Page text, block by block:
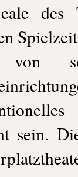
des
von
sein.